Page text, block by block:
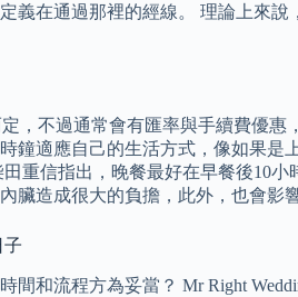
義在通過那裡的經線。 理論上來
，不過通常會有匯率與手續費優
鐘適應自己的生活方式，像如果
重信指出，晚餐最好在早餐後10
造成很大的負擔，此外，也會影
子
和流程方為妥當？ Mr Right